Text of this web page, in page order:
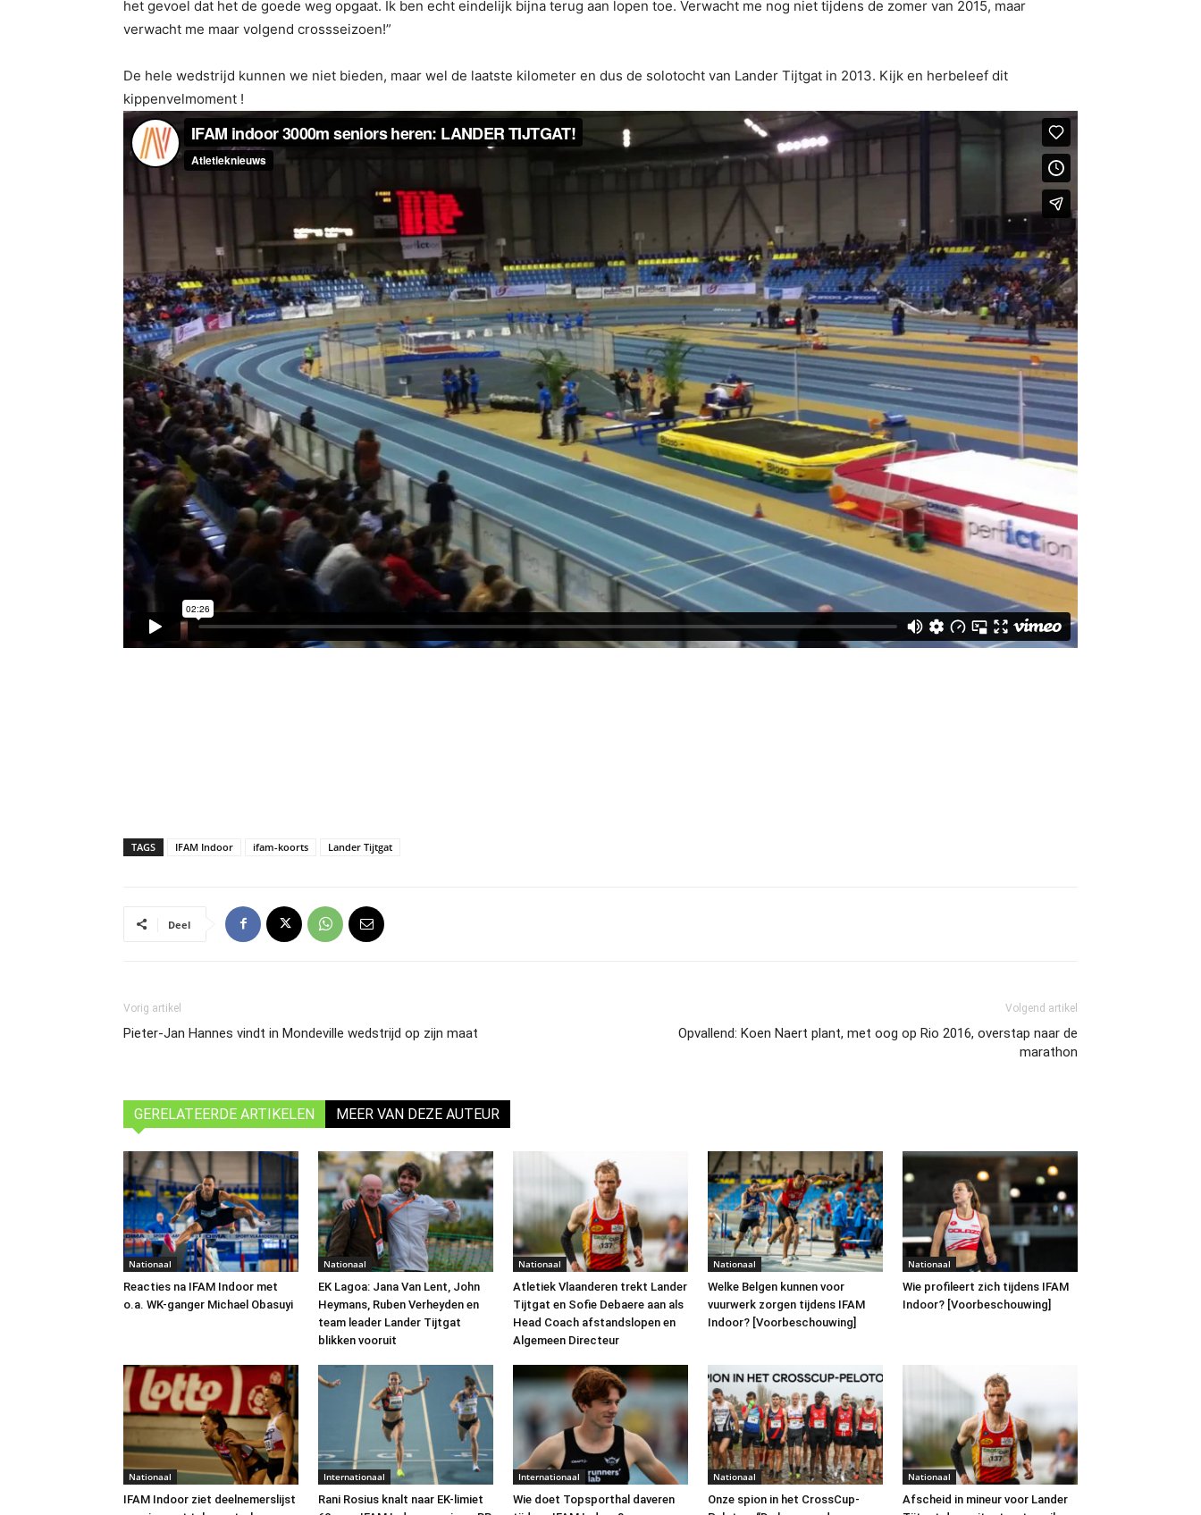
het gevoel dat het de goede weg opgaat. Ik ben echt eindelijk bijna terug aan lopen toe. Verwacht me nog niet tijdens de zomer van 2015, maar
verwacht me maar volgend crossseizoen!”
De hele wedstrijd kunnen we niet bieden, maar wel de laatste kilometer en dus de solotocht van Lander Tijtgat in 2013. Kijk en herbeleef dit
kippenvelmoment !
TAGS IFAM Indoor ifam-koorts Lander Tijtgat
Deel
Vorig artikel
Pieter-Jan Hannes vindt in Mondeville wedstrijd op zijn maat
Volgend artikel
Opvallend: Koen Naert plant, met oog op Rio 2016, overstap naar de
marathon
GERELATEERDE ARTIKELEN MEER VAN DEZE AUTEUR
Nationaal
Reacties na IFAM Indoor met
o.a. WK-ganger Michael Obasuyi
Nationaal
EK Lagoa: Jana Van Lent, John
Heymans, Ruben Verheyden en
team leader Lander Tijtgat
blikken vooruit
Nationaal
Atletiek Vlaanderen trekt Lander
Tijtgat en Sofie Debaere aan als
Head Coach afstandslopen en
Algemeen Directeur
Nationaal
Welke Belgen kunnen voor
vuurwerk zorgen tijdens IFAM
Indoor? [Voorbeschouwing]
Nationaal
Wie profileert zich tijdens IFAM
Indoor? [Voorbeschouwing]
Nationaal
IFAM Indoor ziet deelnemerslijst
Internationaal
Rani Rosius knalt naar EK-limiet
Internationaal
Wie doet Topsporthal daveren
Nationaal
Onze spion in het CrossCup-
Nationaal
Afscheid in mineur voor Lander